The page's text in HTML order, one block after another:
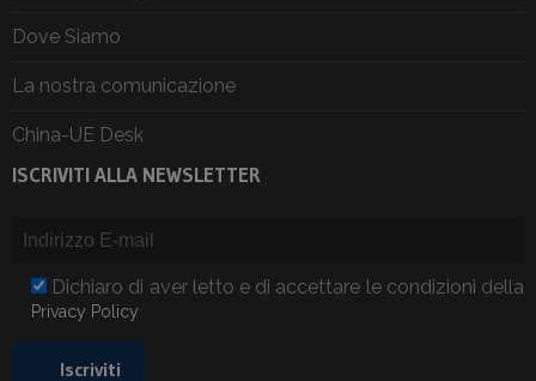
Dove Siamo
La nostra comunicazione
China-UE Desk
ISCRIVITI ALLA NEWSLETTER
Dichiaro di aver letto e di accettare le condizioni della
Privacy Policy